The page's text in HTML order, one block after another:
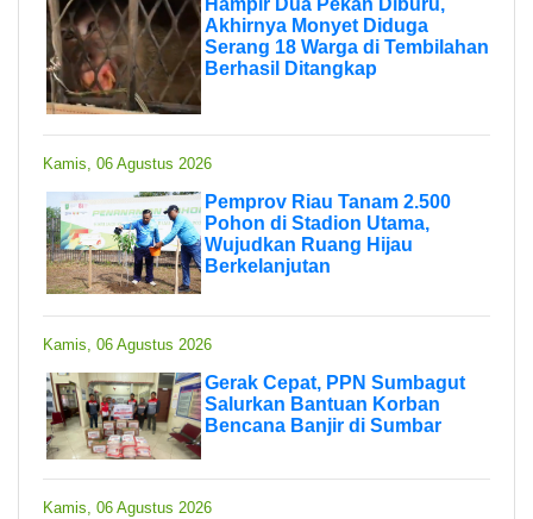
Akhirnya Monyet Diduga
Serang 18 Warga di Tembilahan
Berhasil Ditangkap
Kamis, 06 Agustus 2026
Pemprov Riau Tanam 2.500
Pohon di Stadion Utama,
Wujudkan Ruang Hijau
Berkelanjutan
Kamis, 06 Agustus 2026
Gerak Cepat, PPN Sumbagut
Salurkan Bantuan Korban
Bencana Banjir di Sumbar
Kamis, 06 Agustus 2026